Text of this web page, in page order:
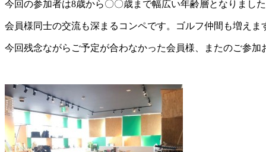
今回の参加者は8歳から〇〇歳まで幅広い年齢層となりました
会員様同士の交流も深まるコンペです。ゴルフ仲間も増えま
今回残念ながらご予定が合わなかった会員様、またのご参加